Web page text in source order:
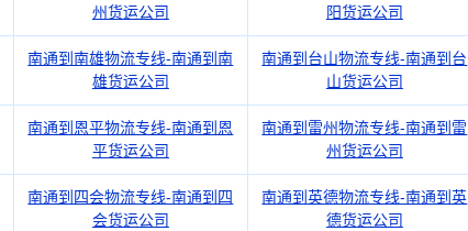
州货运公司
阳货运公司
南通到南雄物流专线-南通到南
雄货运公司
南通到台山物流专线-南通到台
山货运公司
南通到恩平物流专线-南通到恩
平货运公司
南通到雷州物流专线-南通到雷
州货运公司
南通到四会物流专线-南通到四
会货运公司
南通到英德物流专线-南通到英
德货运公司